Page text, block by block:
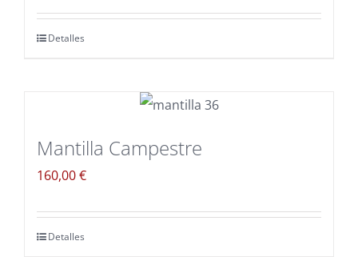
Detalles
Mantilla Campestre
160,00€
Detalles